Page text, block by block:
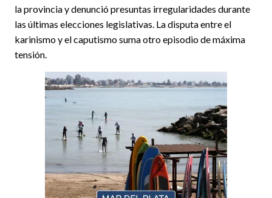
la provincia y denunció presuntas irregularidades durante
las últimas elecciones legislativas. La disputa entre el
karinismo y el caputismo suma otro episodio de máxima
tensión.